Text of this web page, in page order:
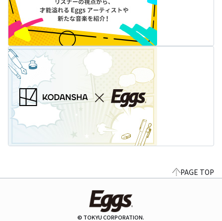
PAGE TOP
© TOKYU CORPORATION.